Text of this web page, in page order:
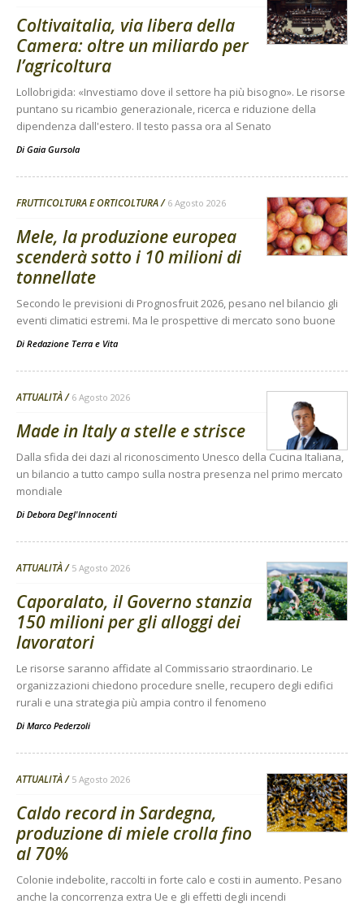
Coltivaitalia, via libera della
Camera: oltre un miliardo per
l’agricoltura
Lollobrigida: «Investiamo dove il settore ha più bisogno». Le risorse
puntano su ricambio generazionale, ricerca e riduzione della
dipendenza dall'estero. Il testo passa ora al Senato
Di Gaia Gursola
FRUTTICOLTURA E ORTICOLTURA 6 Agosto 2026
Mele, la produzione europea
scenderà sotto i 10 milioni di
tonnellate
Secondo le previsioni di Prognosfruit 2026, pesano nel bilancio gli
eventi climatici estremi. Ma le prospettive di mercato sono buone
Di Redazione Terra e Vita
ATTUALITÀ 6 Agosto 2026
Made in Italy a stelle e strisce
Dalla sfida dei dazi al riconoscimento Unesco della Cucina Italiana,
un bilancio a tutto campo sulla nostra presenza nel primo mercato
mondiale
Di Debora Degl'Innocenti
ATTUALITÀ 5 Agosto 2026
Caporalato, il Governo stanzia
150 milioni per gli alloggi dei
lavoratori
Le risorse saranno affidate al Commissario straordinario. Le
organizzazioni chiedono procedure snelle, recupero degli edifici
rurali e una strategia più ampia contro il fenomeno
Di Marco Pederzoli
ATTUALITÀ 5 Agosto 2026
Caldo record in Sardegna,
produzione di miele crolla fino
al 70%
Colonie indebolite, raccolti in forte calo e costi in aumento. Pesano
anche la concorrenza extra Ue e gli effetti degli incendi